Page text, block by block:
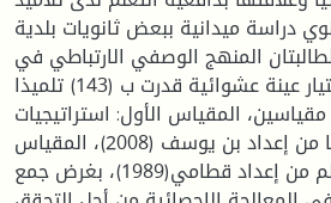
دراسة ميدانية ببعض ثانويات بلدية
المنهج الوصفي الارتباطي في
مجريات الدراسة، تم اختيار عينة عشوائية قدرت ب (143) تلميذا
المقياس الأول: استراتيجيات
التعلم المنظم ذاتيا من إعداد بن يوسف (2008)، المقياس
الثاني: دافعية التعلم من إعداد قطامي(1989)، بغرض جمع